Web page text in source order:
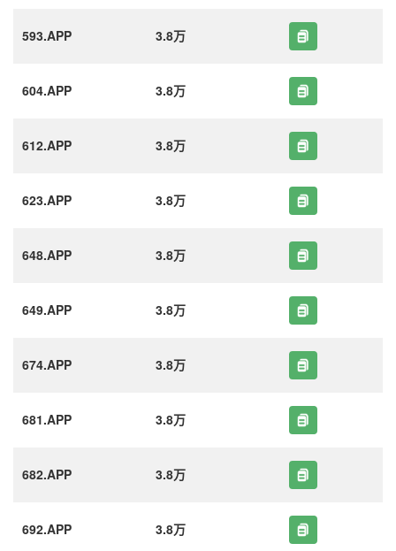
593.APP 3.8万
604.APP 3.8万
612.APP 3.8万
623.APP 3.8万
648.APP 3.8万
649.APP 3.8万
674.APP 3.8万
681.APP 3.8万
682.APP 3.8万
692.APP 3.8万